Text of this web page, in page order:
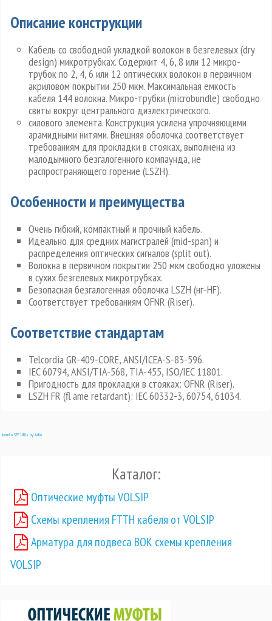
Описание конструкции
Кабель со свободной укладкой волокон в безгелевых (dry
design) микротрубках. Содержит 4, 6, 8 или 12 микро-
трубок по 2, 4, 6 или 12 оптических волокон в первичном
акриловом покрытии 250 мкм. Максимальная емкость
кабеля 144 волокна. Микро-трубки (microbundle) свободно
свиты вокруг центрального диэлектрического.
силового элемента. Конструкция усилена упрочняющими
арамидными нитями. Внешняя оболочка соответствует
требованиям для прокладки в стояках, выполнена из
малодымного безгалогенного компаунда, не
распространяющего горение (LSZH).
Особенности и преимущества
Очень гибкий, компактный и прочный кабель.
Идеально для средних магистралей (mid-span) и
распределения оптических сигналов (split out).
Волокна в первичном покрытии 250 мкм свободно уложены
в сухих безгелевых микротрубках.
Безопасная безгалогенная оболочка LSZH (нг-HF).
Соответствует требованиям OFNR (Riser).
Соответствие стандартам
Telcordia GR-409-CORE, ANSI/ICEA-S-83-596.
IEC 60794, ANSI/TIA-568, TIA-455, ISO/IEC 11801.
Пригодность для прокладки в стояках: OFNR (Riser).
LSZH FR (fl ame retardant): IEC 60332-3, 60754, 61034.
Joomla SEF URLs by Artio
Каталог:
Оптические муфты VOLSIP
Схемы крепления FTTH кабеля от VOLSIP
Арматура для подвеса ВОК схемы крепления
VOLSIP